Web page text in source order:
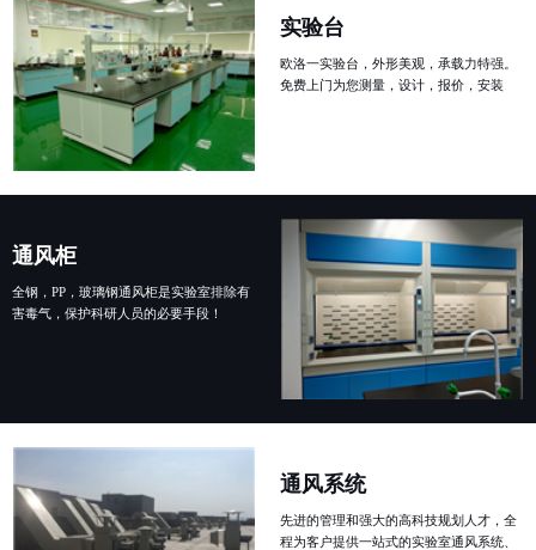
实验台
欧洛一实验台，外形美观，承载力特强。
免费上门为您测量，设计，报价，安装
通风柜
全钢，PP，玻璃钢通风柜是实验室排除有
害毒气，保护科研人员的必要手段！
通风系统
先进的管理和强大的高科技规划人才，全
程为客户提供一站式的实验室通风系统、